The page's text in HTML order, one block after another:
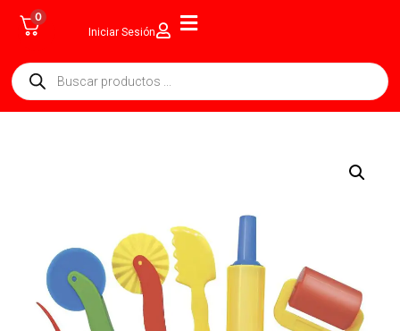
0
Iniciar Sesión